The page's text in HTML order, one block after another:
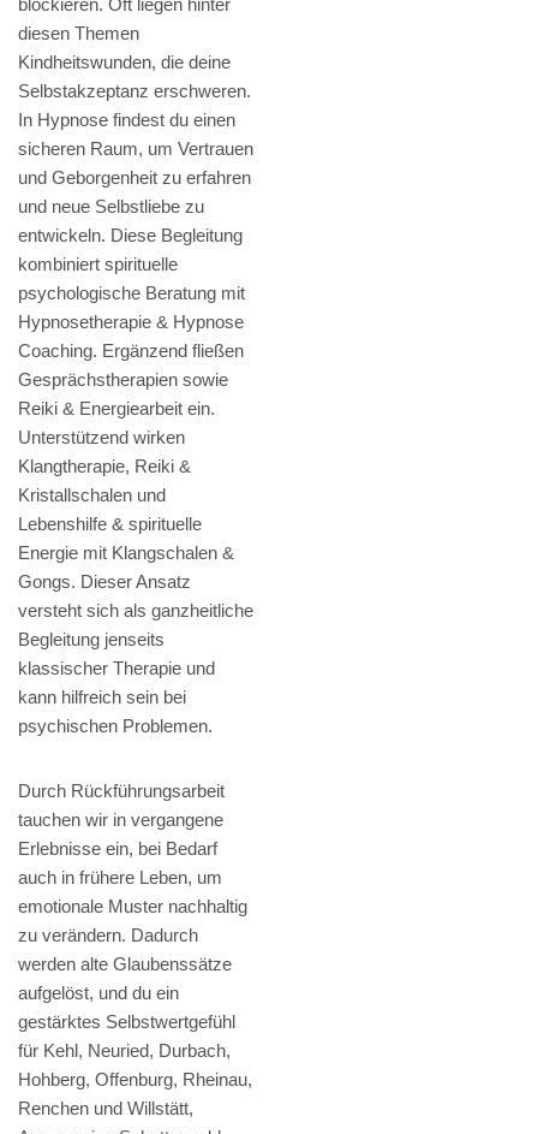
diesen Themen
Kindheitswunden, die deine
Selbstakzeptanz erschweren.
In Hypnose findest du einen
sicheren Raum, um Vertrauen
und Geborgenheit zu erfahren
und neue Selbstliebe zu
entwickeln. Diese Begleitung
kombiniert spirituelle
psychologische Beratung mit
Hypnosetherapie & Hypnose
Coaching. Ergänzend fließen
Gesprächstherapien sowie
Reiki & Energiearbeit ein.
Unterstützend wirken
Klangtherapie, Reiki &
Kristallschalen und
Lebenshilfe & spirituelle
Energie mit Klangschalen &
Gongs. Dieser Ansatz
versteht sich als ganzheitliche
Begleitung jenseits
klassischer Therapie und
kann hilfreich sein bei
psychischen Problemen.
Durch Rückführungsarbeit
tauchen wir in vergangene
Erlebnisse ein, bei Bedarf
auch in frühere Leben, um
emotionale Muster nachhaltig
zu verändern. Dadurch
werden alte Glaubenssätze
aufgelöst, und du ein
gestärktes Selbstwertgefühl
für Kehl, Neuried, Durbach,
Hohberg, Offenburg, Rheinau,
Renchen und Willstätt,